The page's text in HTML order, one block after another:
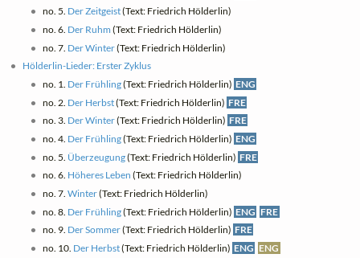
no. 5. Der Zeitgeist(Text: Friedrich Hölderlin)
no. 6. Der Ruhm (Text: Friedrich Hölderlin)
no. 7. Der Winter(Text: Friedrich Hölderlin)
Hölderlin-Lieder: Erster Zyklus
no. 1. Der Frühling(Text: Friedrich Hölderlin) ENG
no. 2. Der Herbst(Text: Friedrich Hölderlin) FRE
no. 3. Der Winter(Text: Friedrich Hölderlin) FRE
no. 4. Der Frühling(Text: Friedrich Hölderlin) ENG
no. 5. Überzeugung(Text: Friedrich Hölderlin) FRE
no. 6. Höheres Leben (Text: Friedrich Hölderlin)
no. 7. Winter(Text: Friedrich Hölderlin)
no. 8. Der Frühling(Text: Friedrich Hölderlin) ENG FRE
no. 9. Der Sommer(Text: Friedrich Hölderlin) FRE
no. 10. Der Herbst(Text: Friedrich Hölderlin) ENG ENG